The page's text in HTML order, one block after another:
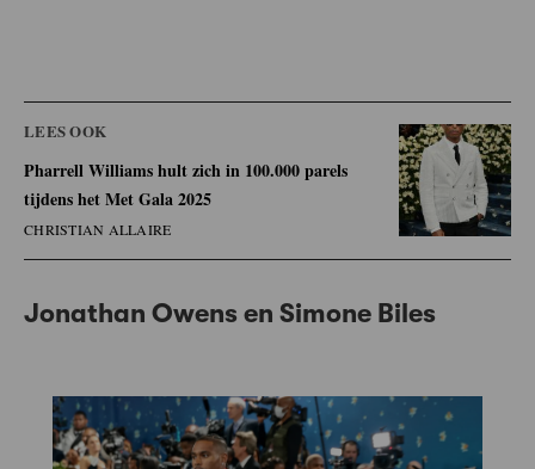
LEES OOK
Pharrell Williams hult zich in 100.000 parels
tijdens het Met Gala 2025
CHRISTIAN ALLAIRE
Jonathan Owens en Simone Biles